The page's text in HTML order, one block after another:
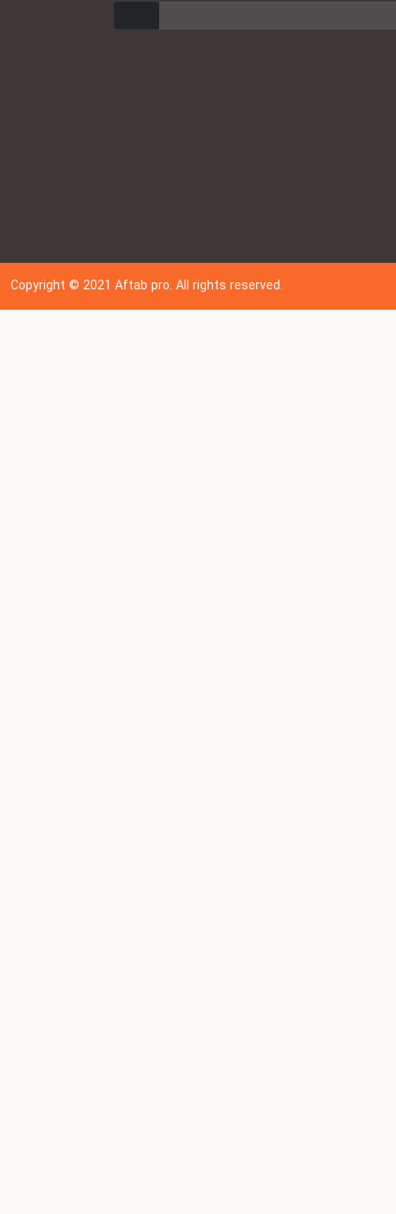
Copyright © 202 1Aftab pro. All rights reserved.